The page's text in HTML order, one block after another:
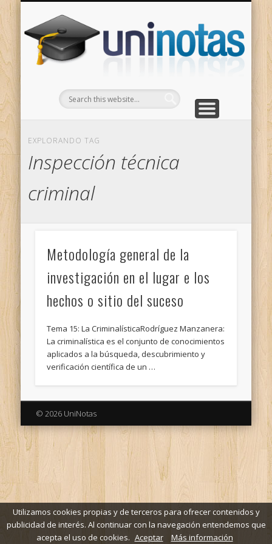
EXPLORANDO TAG
Inspección técnica
criminal
Metodología general de la
investigación en el lugar e los
hechos o sitio del suceso
Tema 15: La CriminalísticaRodríguez Manzanera:
La criminalística es el conjunto de conocimientos
aplicados a la búsqueda, descubrimiento y
verificación científica de un …
© 2026 UniNotas
Utilizamos cookies propias y de terceros para ofrecer contenidos y
publicidad de interés. Al continuar con la navegación entendemos que
acepta el uso de cookies. Aceptar Más información